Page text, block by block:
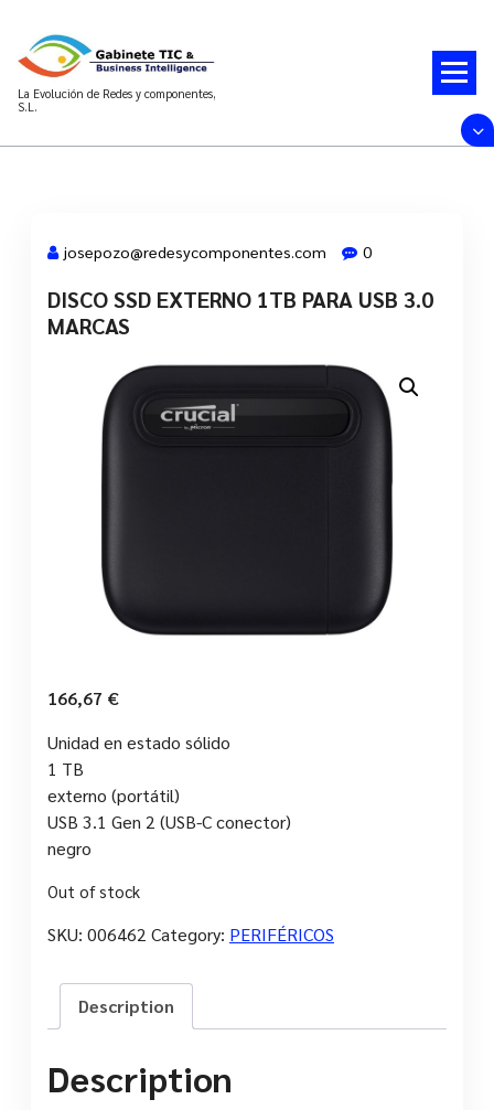
contenido
La Evolución de Redes y componentes,
S.L.
28 Mar, 2022
josepozo@redesycomponentes.com 0
DISCO SSD EXTERNO 1TB PARA USB 3.0
MARCAS
166,67 €
Unidad en estado sólido
1 TB
externo (portátil)
USB 3.1 Gen 2 (USB-C conector)
negro
Out of stock
SKU: 006462 Category: PERIFÉRICOS
Description
Description